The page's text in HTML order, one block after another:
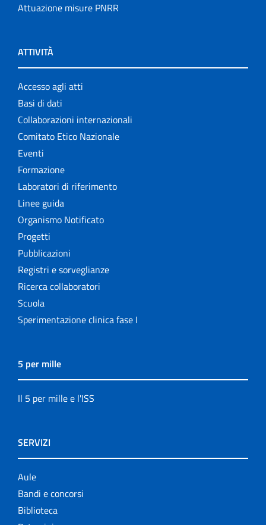
Attuazione misure PNRR
ATTIVITÀ
Accesso agli atti
Basi di dati
Collaborazioni internazionali
Comitato Etico Nazionale
Eventi
Formazione
Laboratori di riferimento
Linee guida
Organismo Notificato
Progetti
Pubblicazioni
Registri e sorveglianze
Ricerca collaboratori
Scuola
Sperimentazione clinica fase I
5 per mille
Il 5 per mille e l'ISS
SERVIZI
Aule
Bandi e concorsi
Biblioteca